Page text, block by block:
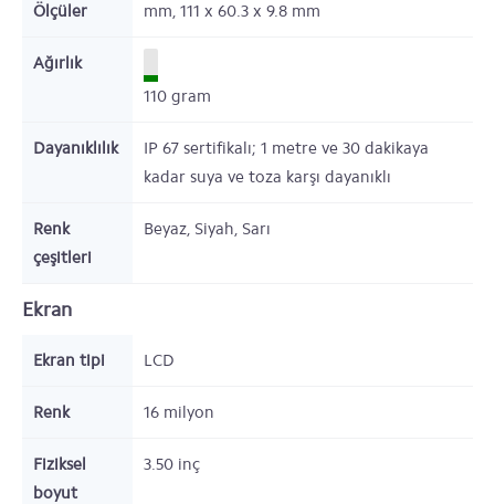
Ölçüler mm, 111 x 60.3 x 9.8 mm
Ağırlık
110 gram
Dayanıklılık
IP 67 sertifikalı; 1 metre ve 30 dakikaya
kadar suya ve toza karşı dayanıklı
Renk
çeşitleri
Beyaz, Siyah, Sarı
Ekran
Ekran tipi LCD
Renk 16 milyon
Fiziksel
boyut
3.50 inç